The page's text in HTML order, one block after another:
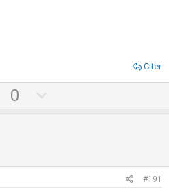
Citer
0
o
#191